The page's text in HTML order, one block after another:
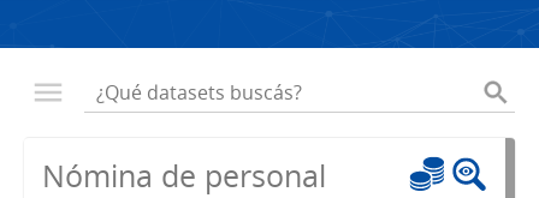
Nómina de personal